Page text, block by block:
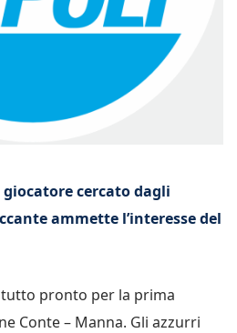
cercato dagli
ammette l’interesse del
tutto pronto per la prima
Conte – Manna. Gli azzurri